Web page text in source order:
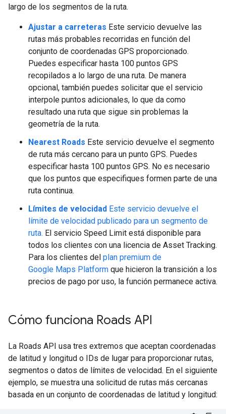
largo de los segmentos de la ruta.
Ajustar a carreteras Este servicio devuelve las
rutas más probables recorridas en función del
conjunto de coordenadas GPS proporcionado.
Puedes especificar hasta 100 puntos GPS
recopilados a lo largo de una ruta. De manera
opcional, también puedes solicitar que el servicio
interpole puntos adicionales, lo que da como
resultado una ruta que sigue sin problemas la
geometría de la ruta.
Nearest Roads Este servicio devuelve el segmento
de ruta más cercano para un punto GPS. Puedes
especificar hasta 100 puntos GPS. No es necesario
que los puntos que especifiques formen parte de una
ruta continua.
Límites de velocidad Este servicio devuelve el
límite de velocidad publicado para un segmento de
ruta. El servicio Speed Limit está disponible para
todos los clientes con una licencia de Asset Tracking.
Para los clientes del plan premium de
Google Maps Platform que hicieron la transición a los
precios de pago por uso, la función permanece activa.
Cómo funciona Roads API
La Roads API usa tres extremos que aceptan coordenadas
de latitud y longitud o IDs de lugar para proporcionar rutas,
segmentos o datos de límites de velocidad. En el siguiente
ejemplo, se muestra una solicitud de rutas más cercanas
basada en un conjunto de coordenadas de latitud y longitud: